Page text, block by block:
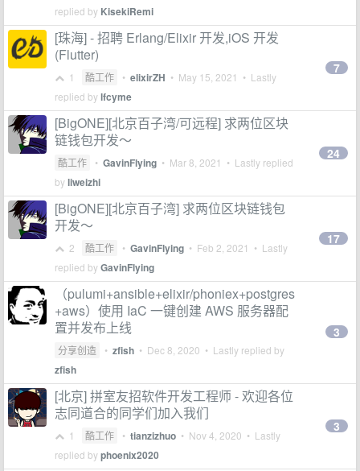
replied by KisekiRemi
[珠海] - 招聘 Erlang/Elixir 开发,iOS 开发
(Flutter)
1 酷工作 • elixirZH • May 15, 2021 • Lastly
replied bylfcyme
7
[BigONE][北京百子湾/可远程] 求两位区块
链钱包开发～
酷工作 • GavinFlying • Mar 8, 2021 • Lastly replied
byliweizhi
24
[BigONE][北京百子湾] 求两位区块链钱包
开发～
2 酷工作 • GavinFlying • Feb 2, 2021 • Lastly
replied byGavinFlying
17
（pulumi+ansible+elixir/phoniex+postgres
+aws）使用 IaC 一键创建 AWS 服务器配
置并发布上线
分享创造 • zfish • Dec 8, 2020 • Lastly replied by
zfish
3
[北京] 拼室友招软件开发工程师 - 欢迎各位
志同道合的同学们加入我们
1 酷工作 • tianzizhuo • Nov 4, 2020 • Lastly
replied byphoenix2020
3